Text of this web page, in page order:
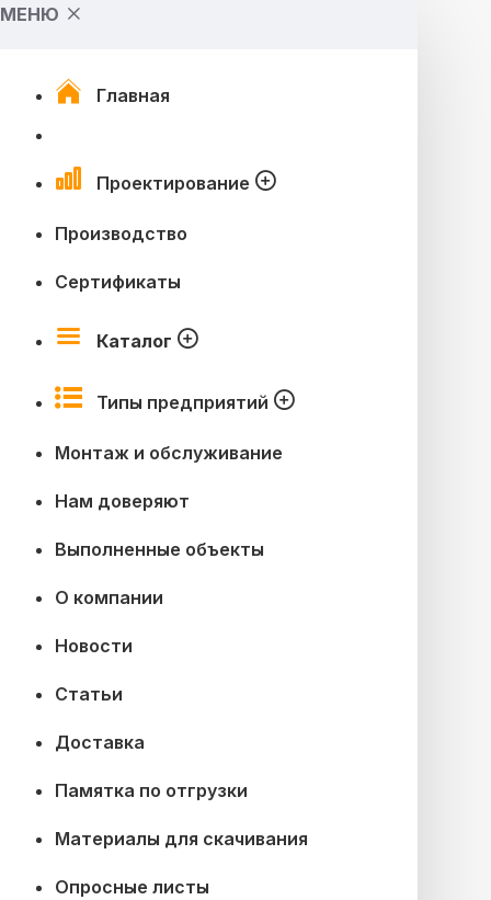
МЕНЮ
Главная
Проектирование
Производство
Сертификаты
Каталог
Типы предприятий
Монтаж и обслуживание
Нам доверяют
Выполненные объекты
О компании
Новости
Статьи
Доставка
Памятка по отгрузки
Материалы для скачивания
Опросные листы